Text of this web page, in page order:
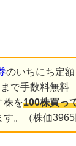
のいちにち定
で手数料無料
株を100株買っ
す。（株価3965